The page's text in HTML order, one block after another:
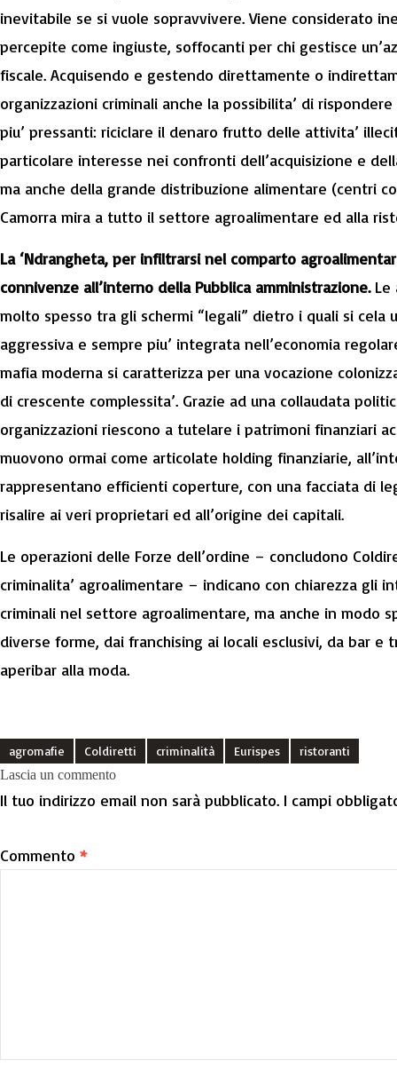
inevitabile se si vuole sopravvivere. Viene considerato
percepite come ingiuste, soffocanti per chi gestisce
fiscale. Acquisendo e gestendo direttamente o
organizzazioni criminali anche la possibilita’ di
piu’ pressanti: riciclare il denaro frutto delle attivita’
particolare interesse nei confronti dell’acquisizione e
ma anche della grande distribuzione alimentare (centri
Camorra mira a tutto il settore agroalimentare ed alla
La ‘Ndrangheta, per infiltrarsi nel comparto
connivenze all’interno della Pubblica amministrazione.Le
molto spesso tra gli schermi “legali” dietro i quali si cela
aggressiva e sempre piu’ integrata nell’economia
mafia moderna si caratterizza per una vocazione
di crescente complessita’. Grazie ad una collaudata
organizzazioni riescono a tutelare i patrimoni finanziari
muovono ormai come articolate holding finanziarie,
rappresentano efficienti coperture, con una facciata di
risalire ai veri proprietari ed all’origine dei capitali.
Le operazioni delle Forze dell’ordine – concludono
criminalita’ agroalimentare – indicano con chiarezza gli
criminali nel settore agroalimentare, ma anche in modo
diverse forme, dai franchising ai locali esclusivi, da bar
aperibar alla moda.
agromafie Coldiretti criminalità Eurispes
ristoranti
Lascia un commento
Il tuo indirizzo email non sarà pubblicato. I campi
Commento *